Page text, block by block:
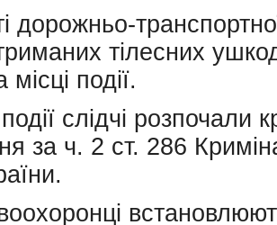
дорожньо-
тiлесних
мiсцi подiї.
слiдчi розпочали
за ч. 2 ст. 286